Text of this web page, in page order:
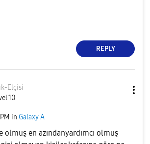
REPLY
Elçisi
10
in Galaxy A
olmuş en azındanyardımcı olmuş